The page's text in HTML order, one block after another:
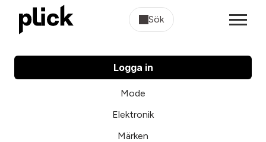
Sök
Logga in
Mode
Elektronik
Märken